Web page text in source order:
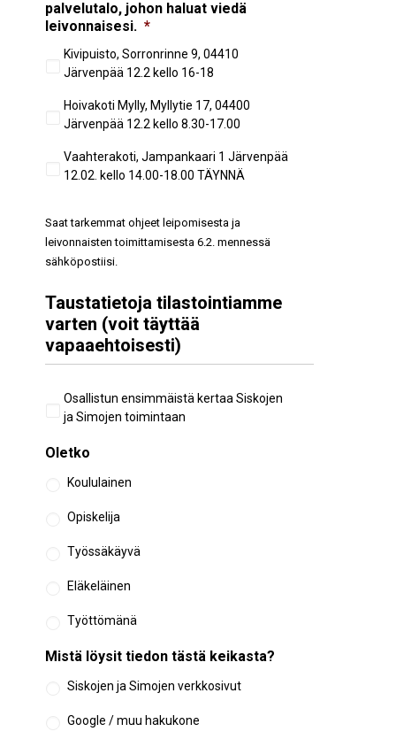
palvelutalo, johon haluat viedä
leivonnaisesi. *
Kivipuisto, Sorronrinne 9, 04410
Järvenpää 12.2 kello 16-18
Hoivakoti Mylly, Myllytie 17, 04400
Järvenpää 12.2 kello 8.30-17.00
Vaahterakoti, Jampankaari 1 Järvenpää
12.02. kello 14.00-18.00 TÄYNNÄ
Saat tarkemmat ohjeet leipomisesta ja
leivonnaisten toimittamisesta 6.2. mennessä
sähköpostiisi.
Taustatietoja tilastointiamme
varten (voit täyttää
vapaaehtoisesti)
Aiempi
osallistuminen
Osallistun ensimmäistä kertaa Siskojen
ja Simojen toimintaan
Oletko
Koululainen
Opiskelija
Työssäkäyvä
Eläkeläinen
Työttömänä
Mistä löysit tiedon tästä keikasta?
Siskojen ja Simojen verkkosivut
Google / muu hakukone